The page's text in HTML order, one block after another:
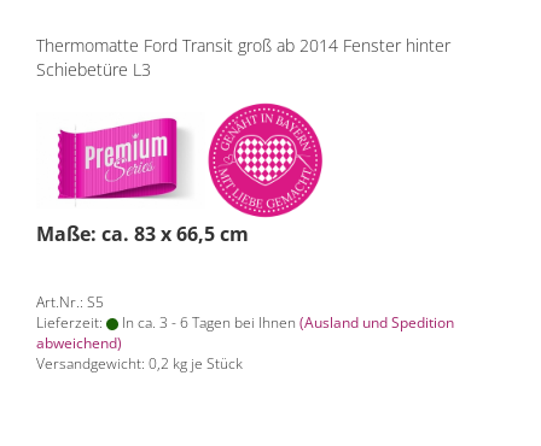
Thermomatte Ford Transit groß ab 2014 Fenster hinter
Schiebetüre L3
Maße: ca. 83 x 66,5 cm
Art.Nr.: S5
Lieferzeit:
In ca. 3 - 6 Tagen bei Ihnen (Ausland und Spedition
abweichend)
Versandgewicht: 0,2 kg je Stück